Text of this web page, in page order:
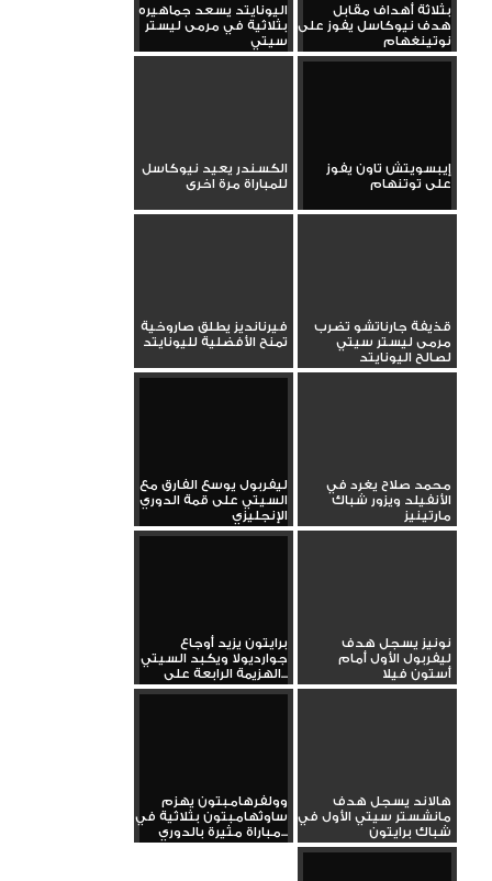
بثلاثة أهداف مقابل
هدف نيوكاسل يفوز على
نوتينغهام
اليونايتد يسعد جماهيره
بثلاثية في مرمى ليستر
سيتي
إيبسويتش تاون يفوز
على توتنهام
الكسندر يعيد نيوكاسل
للمباراة مرة اخرى
قذيفة جارناتشو تضرب
مرمى ليستر سيتي
لصالح اليونايتد
فيرنانديز يطلق صاروخية
تمنح الأفضلية لليونايتد
محمد صلاح يغرد في
الأنفيلد ويزور شباك
مارتينيز
ليفربول يوسع الفارق مع
السيتي على قمة الدوري
الإنجليزي
نونيز يسجل هدف
ليفربول الأول أمام
أستون فيلا
برايتون يزيد أوجاع
جوارديولا ويكبد السيتي
الهزيمة الرابعة على...
هالاند يسجل هدف
مانشستر سيتي الأول في
شباك برايتون
وولفرهامبتون يهزم
ساوثهامبتون بثلاثية في
مباراة مثيرة بالدوري...